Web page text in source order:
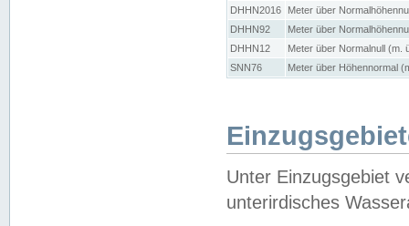
DHHN2016
Meter über
DHHN92
Meter über
DHHN12
Meter über Normalnull (m.
SNN76
Meter über Höhennormal
Unter Einzugsgebiet
unterirdisches